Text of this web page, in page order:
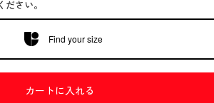
さい。
Find your size
カートに入れる